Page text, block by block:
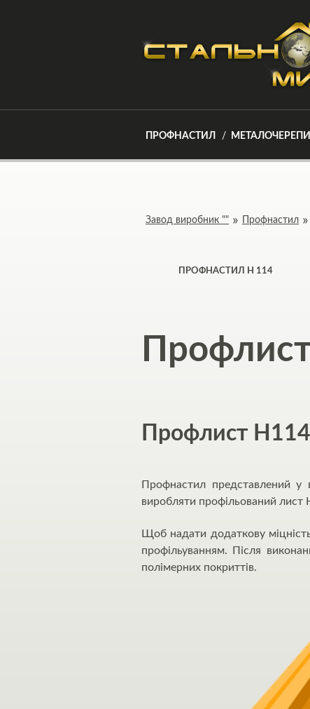
ПРОФНАСТИЛ
Завод виробник "" Профнастил
ПРОФНАСТИЛ Н 114
Профлист Н114
Профнастил представлений у
виробляти профільований
Щоб надати додаткову
профільуванням. Після
полімерних покриттів.